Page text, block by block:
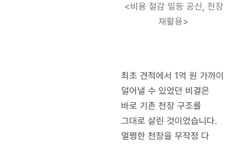
<비용 절감 일등 공신, 천장
재활용>
최초 견적에서 1억 원 가까이
덜어낼 수 있었던 비결은
바로 기존 천장 구조를
그대로 살린 것이었습니다.
멀쩡한 천장을 무작정 다